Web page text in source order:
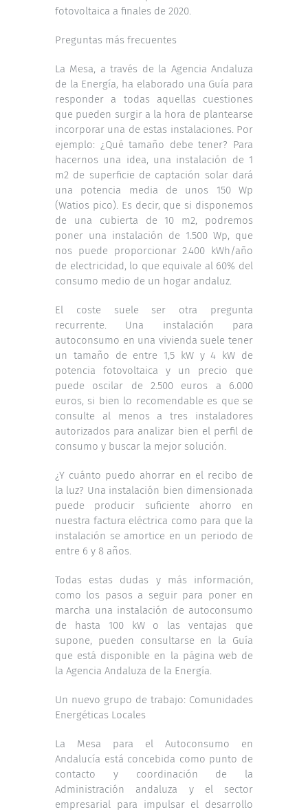
fotovoltaica a finales de 2020.
Preguntas más frecuentes
La Mesa, a través de la Agencia Andaluza
de la Energía, ha elaborado una Guía para
responder a todas aquellas cuestiones
que pueden surgir a la hora de plantearse
incorporar una de estas instalaciones. Por
ejemplo: ¿Qué tamaño debe tener? Para
hacernos una idea, una instalación de 1
m2 de superficie de captación solar dará
una potencia media de unos 150 Wp
(Watios pico). Es decir, que si disponemos
de una cubierta de 10 m2, podremos
poner una instalación de 1.500 Wp, que
nos puede proporcionar 2.400 kWh/año
de electricidad, lo que equivale al 60% del
consumo medio de un hogar andaluz.
El coste suele ser otra pregunta
recurrente. Una instalación para
autoconsumo en una vivienda suele tener
un tamaño de entre 1,5 kW y 4 kW de
potencia fotovoltaica y un precio que
puede oscilar de 2.500 euros a 6.000
euros, si bien lo recomendable es que se
consulte al menos a tres instaladores
autorizados para analizar bien el perfil de
consumo y buscar la mejor solución.
¿Y cuánto puedo ahorrar en el recibo de
la luz? Una instalación bien dimensionada
puede producir suficiente ahorro en
nuestra factura eléctrica como para que la
instalación se amortice en un periodo de
entre 6 y 8 años.
Todas estas dudas y más información,
como los pasos a seguir para poner en
marcha una instalación de autoconsumo
de hasta 100 kW o las ventajas que
supone, pueden consultarse en la Guía
que está disponible en la página web de
la Agencia Andaluza de la Energía.
Un nuevo grupo de trabajo: Comunidades
Energéticas Locales
La Mesa para el Autoconsumo en
Andalucía está concebida como punto de
contacto y coordinación de la
Administración andaluza y el sector
empresarial para impulsar el desarrollo